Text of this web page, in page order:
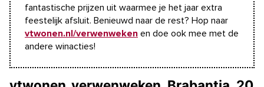
fantastische prijzen uit waarmee je het jaar extra
feestelijk afsluit. Benieuwd naar de rest? Hop naar
vtwonen.nl/verwenweken en doe ook mee met de
andere winacties!